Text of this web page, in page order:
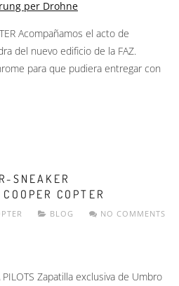
Acompañamos el acto de
del nuevo edificio de la FAZ.
para que pudiera entregar con
SNEAKER
COPTER
BLOG NO COMMENTS
Zapatilla exclusiva de Umbro